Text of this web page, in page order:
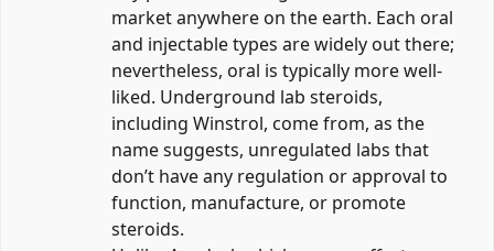
market anywhere on the earth. Each oral
and injectable types are widely out there;
nevertheless, oral is typically more well-
liked. Underground lab steroids,
including Winstrol, come from, as the
name suggests, unregulated labs that
don’t have any regulation or approval to
function, manufacture, or promote
steroids.